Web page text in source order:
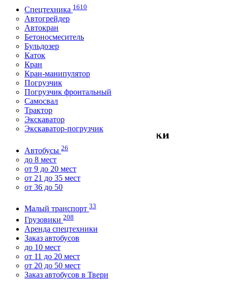
Спецтехника 1610
Автогрейдер
Автокран
Бетоносмеситель
Бульдозер
Каток
Кран
Кран-манипулятор
Погрузчик
Погрузчик фронтальный
Самосвал
Трактор
Экскаватор
Экскаватор-погрузчик
Автобусы 26
до 8 мест
от 9 до 20 мест
от 21 до 35 мест
от 36 до 50
Малый транспорт 33
Грузовики 208
Аренда спецтехники
Заказ автобусов
до 10 мест
от 11 до 20 мест
от 20 до 50 мест
Заказ автобусов в Твери
торг возможен
Технические характеристики
Год выпуска
1992
Состояние
отличное
Топливо
Торг
торг возможен
Таможня
растаможен
Цвет
не указан
Цена
2 190 000